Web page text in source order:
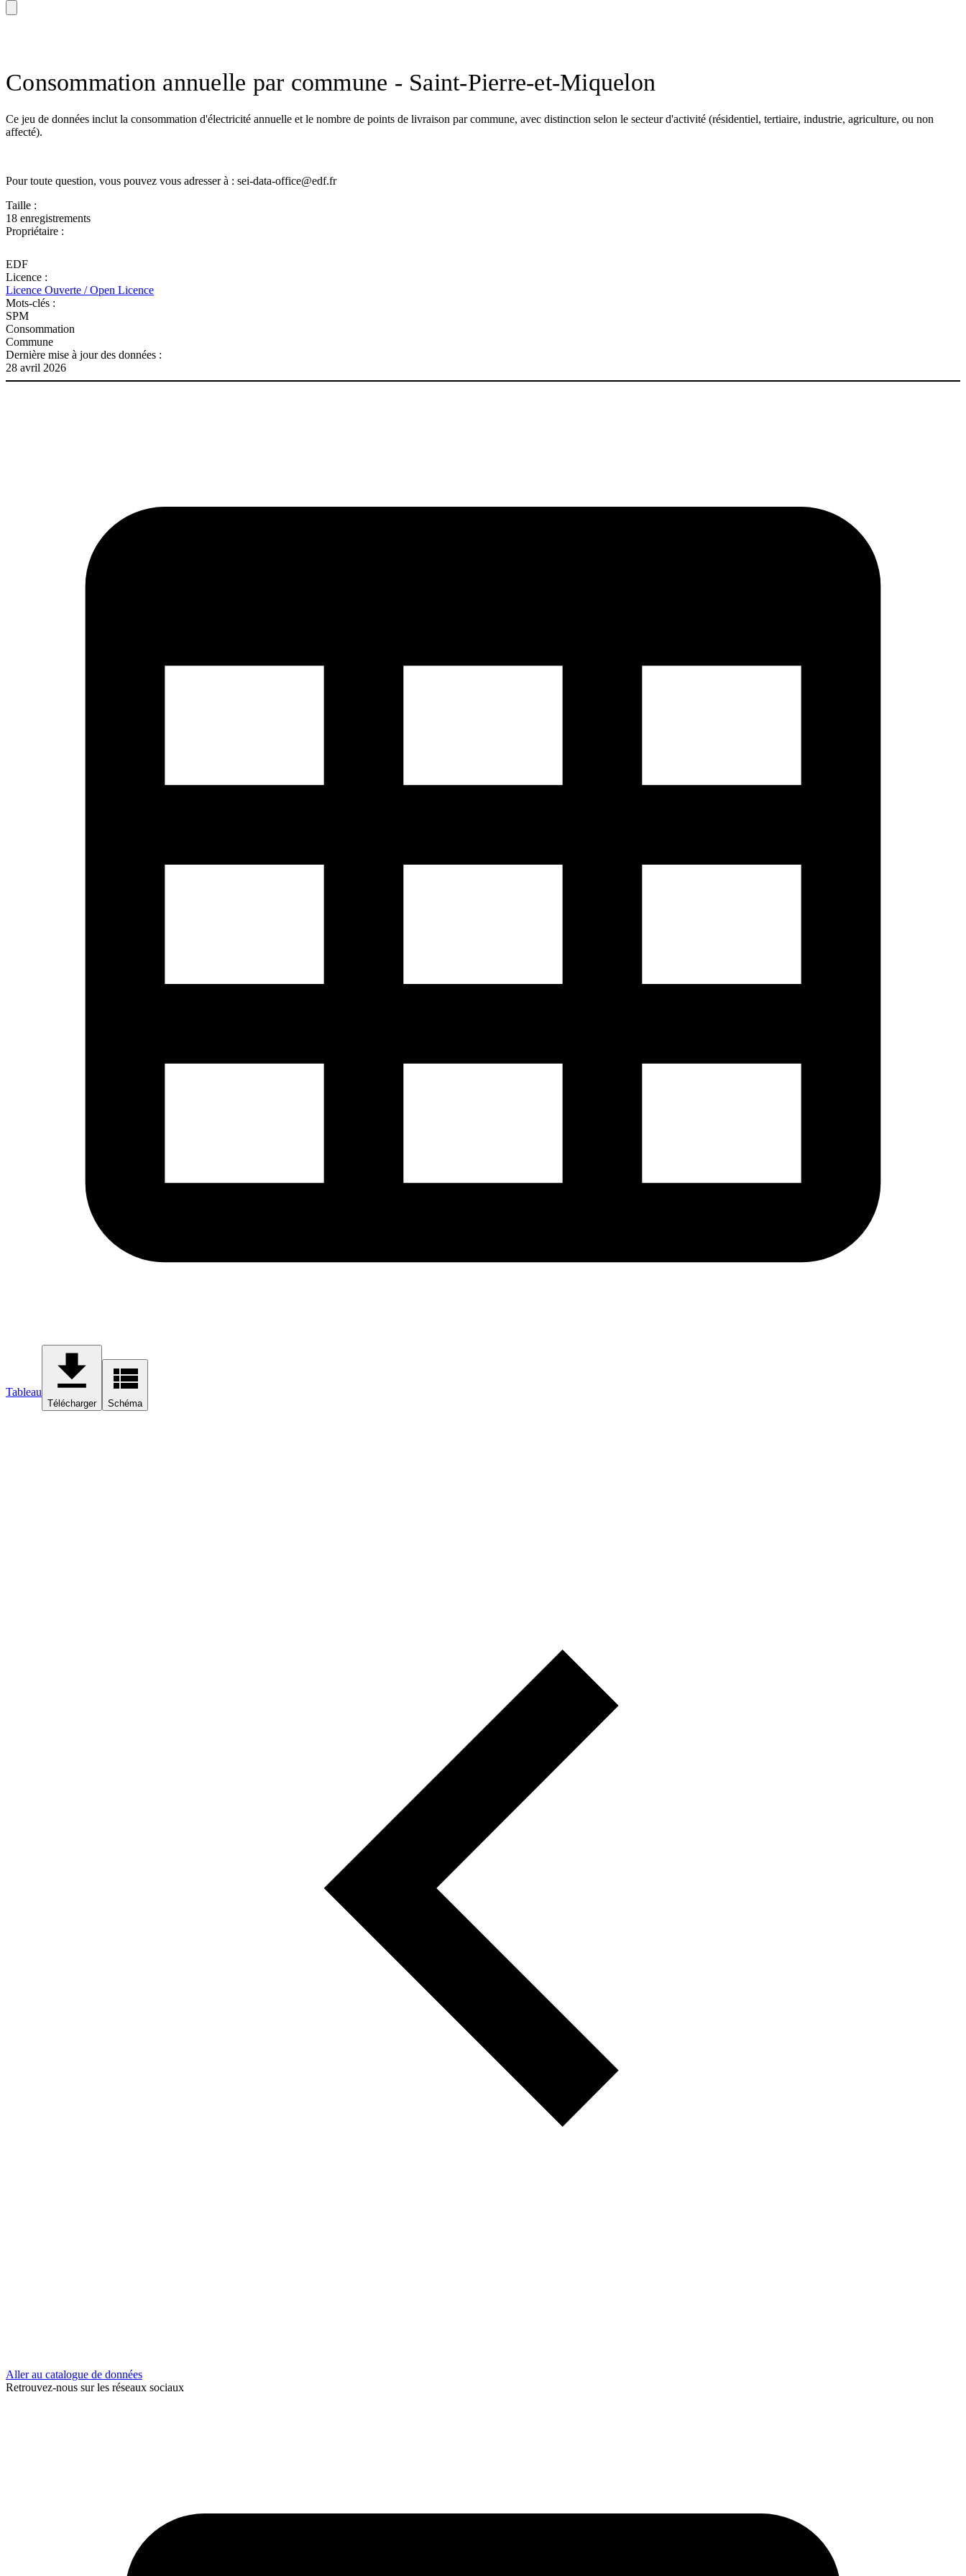
Consommation annuelle par commune - Saint-Pierre-et-Miquelon
Ce jeu de données inclut la consommation d'électricité annuelle et le nombre de points de livraison par commune, avec distinction selon le secteur d'activité (résidentiel, tertiaire, industrie, agriculture, ou non
affecté).
Pour toute question, vous pouvez vous adresser à : sei-data-office@edf.fr
Taille :
18 enregistrements
Propriétaire :
EDF
Licence :
Licence Ouverte / Open Licence
Mots-clés :
SPM
Consommation
Commune
Dernière mise à jour des données :
28 avril 2026
Tableau
Télécharger Schéma
Aller au catalogue de données
Retrouvez-nous sur les réseaux sociaux